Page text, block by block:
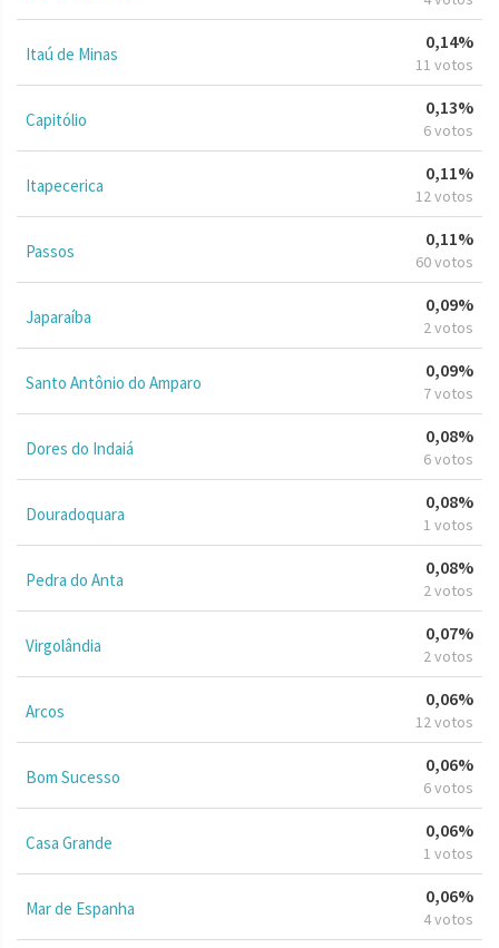
Itaú de Minas
0,14%
11 votos
Capitólio
0,13%
6 votos
Itapecerica
0,11%
12 votos
Passos
0,11%
60 votos
Japaraíba
0,09%
2 votos
Santo Antônio do Amparo
0,09%
7 votos
Dores do Indaiá
0,08%
6 votos
Douradoquara
0,08%
1 votos
Pedra do Anta
0,08%
2 votos
Virgolândia
0,07%
2 votos
Arcos
0,06%
12 votos
Bom Sucesso
0,06%
6 votos
Casa Grande
0,06%
1 votos
Mar de Espanha
0,06%
4 votos